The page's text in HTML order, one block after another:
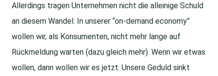
Allerdings tragen Unternehmen nicht die alleinige Schuld
an diesem Wandel: In unserer “on-demand economy”
wollen wir, als Konsumenten, nicht mehr lange auf
Rückmeldung warten (dazu gleich mehr). Wenn wir etwas
wollen, dann wollen wir es jetzt. Unsere Geduld sinkt